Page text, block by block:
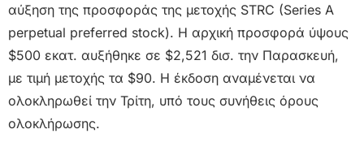
αύξηση της προσφοράς της μετοχής STRC (Series A
perpetual preferred stock). Η αρχική προσφορά ύψους
$500 εκατ. αυξήθηκε σε $2,521 δισ. την Παρασκευή,
με τιμή μετοχής τα $90. Η έκδοση αναμένεται να
ολοκληρωθεί την Τρίτη, υπό τους συνήθεις όρους
ολοκλήρωσης.